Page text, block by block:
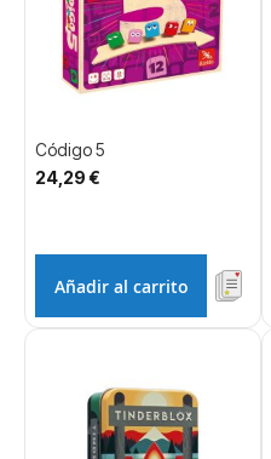
Código 5
24,29 €
Añadir al carrito